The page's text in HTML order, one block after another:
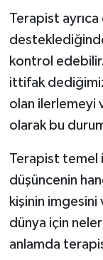
Terapist ayrıca
kontrol
ittifak
olan ilerlemeyi
olarak bu
Terapist temel
düşüncenin
kişinin imgesini
dünya için
anlamda